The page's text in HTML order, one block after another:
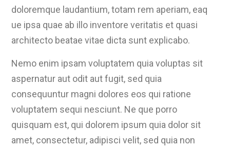
doloremque laudantium, totam rem aperiam, eaq
ue ipsa quae ab illo inventore veritatis et quasi
architecto beatae vitae dicta sunt explicabo.
Nemo enim ipsam voluptatem quia voluptas sit
aspernatur aut odit aut fugit, sed quia
consequuntur magni dolores eos qui ratione
voluptatem sequi nesciunt. Ne que porro
quisquam est, qui dolorem ipsum quia dolor sit
amet, consectetur, adipisci velit, sed quia non